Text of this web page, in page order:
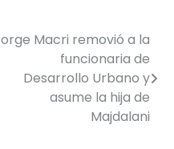
Macri removió a la
funcionaria de
Desarrollo Urbano y
asume la hija de
Majdalani